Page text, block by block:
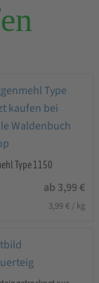
Type 1150
ab 3,99 €
3,99 €/ kg